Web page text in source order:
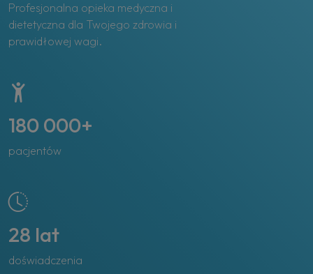
Profesjonalna opieka medyczna i
dietetyczna dla Twojego zdrowia i
prawidłowej wagi.
180 000+
pacjentów
28 lat
doświadczenia